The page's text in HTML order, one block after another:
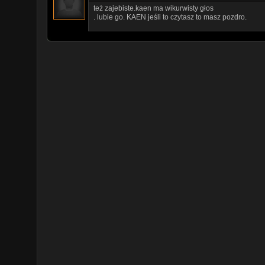
też zajebiste.kaen ma wikurwisty głos
. lubie go. KAEN jeśli to czytasz to masz pozdro.